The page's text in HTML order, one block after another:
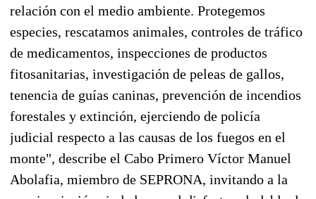
relación con el medio ambiente. Protegemos
especies, rescatamos animales, controles de tráfico
de medicamentos, inspecciones de productos
fitosanitarias, investigación de peleas de gallos,
tenencia de guías caninas, prevención de incendios
forestales y extinción, ejerciendo de policía
judicial respecto a las causas de los fuegos en el
monte", describe el Cabo Primero Víctor Manuel
Abolafia, miembro de SEPRONA, invitando a la